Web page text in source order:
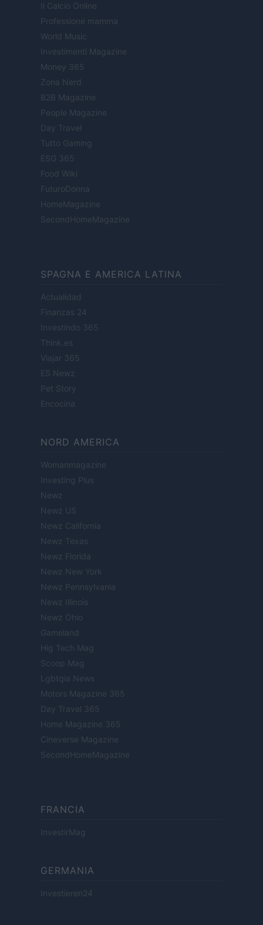
Il Calcio Online
Professione mamma
World Music
Investimenti Magazine
Money 365
Zona Nerd
B2B Magazine
People Magazine
Day Travel
Tutto Gaming
ESG 365
Food Wiki
FuturoDonna
HomeMagazine
SecondHomeMagazine
SPAGNA E AMERICA LATINA
Actualidad
Finanzas 24
Investindo 365
Think.es
Viajar 365
ES Newz
Pet Story
Encocina
NORD AMERICA
Womanmagazine
Investing Plus
Newz
Newz US
Newz California
Newz Texas
Newz Florida
Newz New York
Newz Pennsylvania
Newz Illinois
Newz Ohio
Gameland
Hig Tech Mag
Scoop Mag
Lgbtqia News
Motors Magazine 365
Day Travel 365
Home Magazine 365
Cineverse Magazine
SecondHomeMagazine
FRANCIA
InvestirMag
GERMANIA
Investieren24